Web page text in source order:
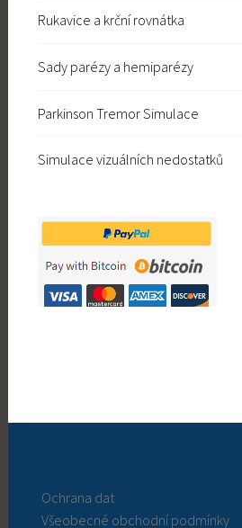
Rukavice a krční rovnátka
Sady parézy a hemiparézy
Parkinson Tremor Simulace
Simulace vizuálních nedostatků
Ochrana dat
Všeobecné obchodní podmínky